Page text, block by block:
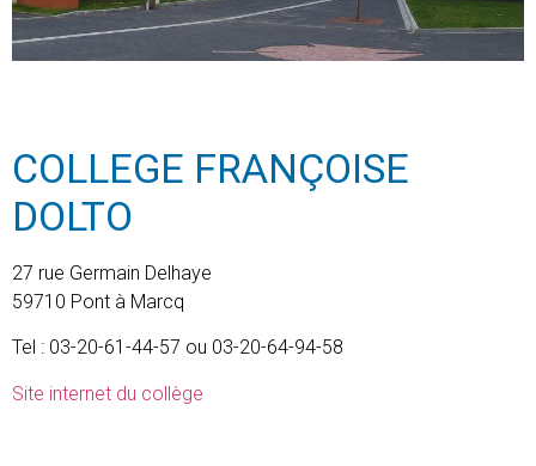
COLLEGE FRANÇOISE
DOLTO
27 rue Germain Delhaye
59710 Pont à Marcq
Tel : 03-20-61-44-57 ou 03-20-64-94-58
Site internet du collège